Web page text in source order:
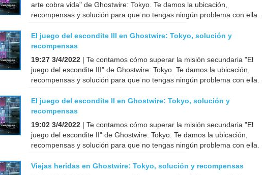
arte cobra vida" de Ghostwire: Tokyo. Te damos la ubicación,
recompensas y solución para que no tengas ningún problema con ella.
El juego del escondite III en Ghostwire: Tokyo, solución y
recompensas
19:27 3/4/2022 | Te contamos cómo superar la misión secundaria "El
juego del escondite III" de Ghostwire: Tokyo. Te damos la ubicación,
recompensas y solución para que no tengas ningún problema con ella.
El juego del escondite II en Ghostwire: Tokyo, solución y
recompensas
19:02 3/4/2022 | Te contamos cómo superar la misión secundaria "El
juego del escondite II" de Ghostwire: Tokyo. Te damos la ubicación,
recompensas y solución para que no tengas ningún problema con ella.
Viejas heridas en Ghostwire: Tokyo, solución y recompensas